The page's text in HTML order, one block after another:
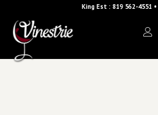
King Est : 819 562-4551 •